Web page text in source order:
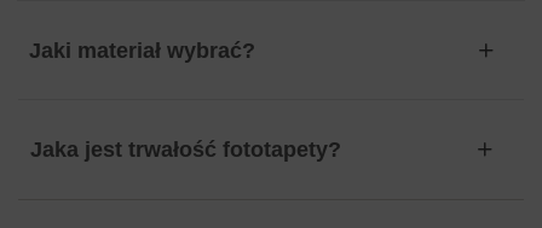
Jaki materiał wybrać?
Jaka jest trwałość fototapety?